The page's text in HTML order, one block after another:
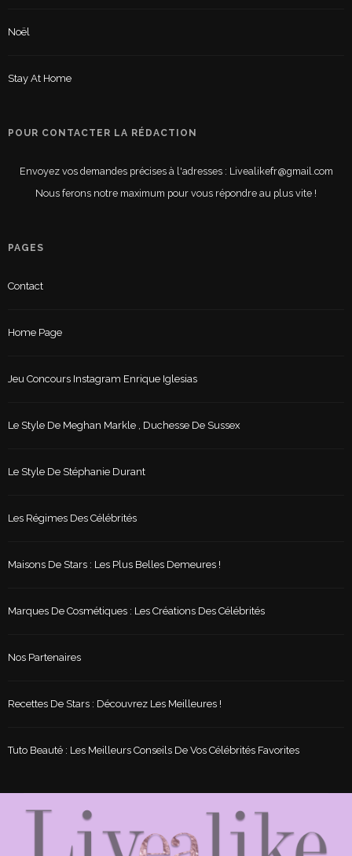
Noël
Stay At Home
POUR CONTACTER LA RÉDACTION
Envoyez vos demandes précises à l'adresses : Livealikefr@gmail.com
Nous ferons notre maximum pour vous répondre au plus vite !
PAGES
Contact
Home Page
Jeu Concours Instagram Enrique Iglesias
Le Style De Meghan Markle , Duchesse De Sussex
Le Style De Stéphanie Durant
Les Régimes Des Célébrités
Maisons De Stars : Les Plus Belles Demeures !
Marques De Cosmétiques : Les Créations Des Célébrités
Nos Partenaires
Recettes De Stars : Découvrez Les Meilleures !
Tuto Beauté : Les Meilleurs Conseils De Vos Célébrités Favorites